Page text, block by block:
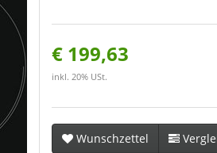
€ 199,63
inkl. 20% USt.
Wunschzettel